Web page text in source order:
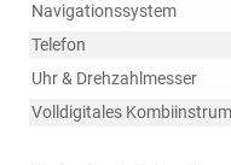
Navigationssystem
Telefon
Uhr & Drehzahlmesser
Volldigitales